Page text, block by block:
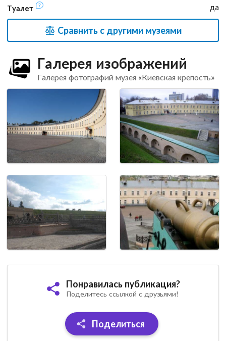
Туалет да
Сравнить с другими музеями
Галерея изображений
Галерея фотографий музея «Киевская крепость»
Понравилась публикация?
Поделитесь ссылкой с друзьями!
Поделиться